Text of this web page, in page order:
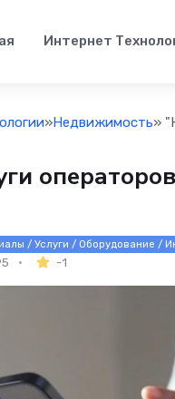
Интернет
»Недвижимость»
/ Услуги / Оборудование /
-1